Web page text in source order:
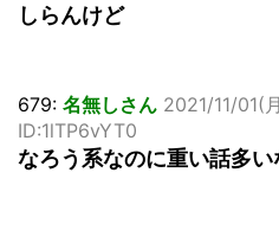
しらんけど
679: 名無しさん 2021/11/01(
ID:1lTP6vYT0
なろう系なのに重い話多い